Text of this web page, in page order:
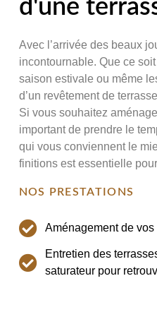
d'une
Avec l’arrivée des beaux
incontournable. Que ce
saison estivale ou même
d’un revêtement de
Si vous souhaitez
important de prendre le
qui vous conviennent le
finitions est essentielle
NOS PRESTATIONS
Aménagement de
Entretien des
saturateur pour